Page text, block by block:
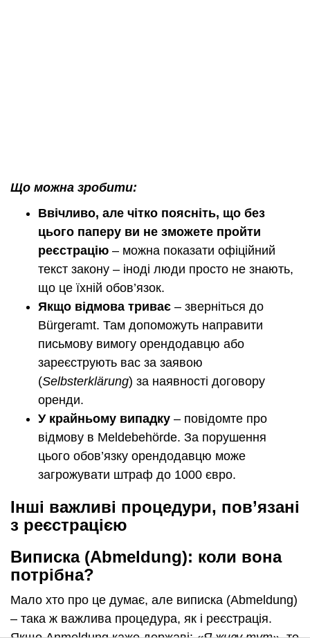
Що можна зробити:
Ввічливо, але чітко поясніть, що без
цього паперу ви не зможете пройти
реєстрацію – можна показати офіційний
текст закону – іноді люди просто не знають,
що це їхній обов’язок.
Якщо відмова триває – зверніться до
Bürgeramt. Там допоможуть направити
письмову вимогу орендодавцю або
зареєструють вас за заявою
(Selbsterklärung) за наявності договору
оренди.
У крайньому випадку – повідомте про
відмову в Meldebehörde. За порушення
цього обов’язку орендодавцю може
загрожувати штраф до 1000 євро.
Інші важливі процедури, пов’язані
з реєстрацією
Виписка (Abmeldung): коли вона
потрібна?
Мало хто про це думає, але виписка (Abmeldung)
– така ж важлива процедура, як і реєстрація.